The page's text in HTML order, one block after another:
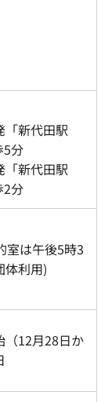
「新代田駅
5分
「新代田駅
2分
室は午後5時3
体利用)
（12月28日か